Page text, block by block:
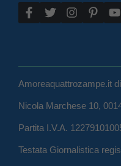
Amoreaquattrozampe.it
Nicola Marchese 10,
Partita I.V.A.
Testata Giornalistica